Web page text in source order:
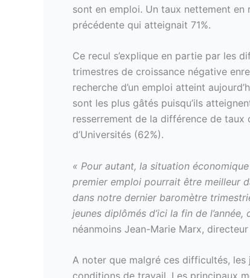
sont en emploi. Un taux nettement en
précédente qui atteignait 71%.
Ce recul s’explique en partie par les
trimestres de croissance négative
recherche d’un emploi atteint
sont les plus gâtés puisqu’ils
resserrement de la différence de taux
d’Universités (62%).
« Pour autant, la situation
premier emploi pourrait être meilleur
dans notre dernier baromètre
jeunes diplômés d’ici la fin de
néanmoins Jean-Marie Marx, directeur
A noter que malgré ces difficultés,